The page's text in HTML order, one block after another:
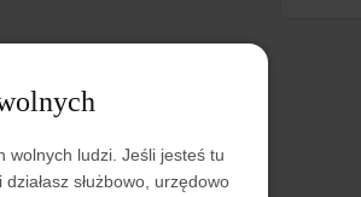
poleconych
wolnych ludzi. Jeśli jesteś tu
służbowo, urzędowo